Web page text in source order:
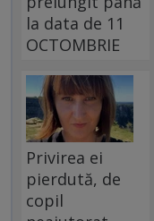
la data de 11
OCTOMBRIE
Privirea ei
pierdută, de
copil